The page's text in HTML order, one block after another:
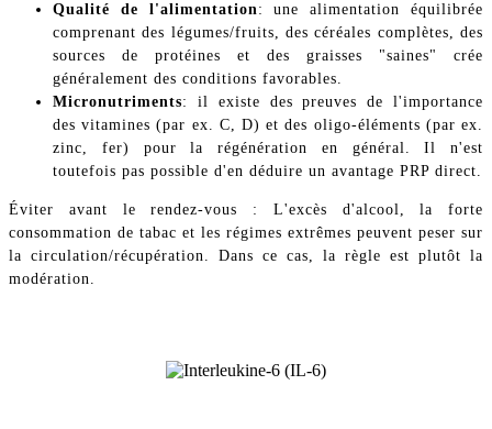
Qualité de l'alimentation: une alimentation équilibrée
comprenant des légumes/fruits, des céréales complètes, des
sources de protéines et des graisses "saines" crée
généralement des conditions favorables.
Micronutriments: il existe des preuves de l'importance
des vitamines (par ex. C, D) et des oligo-éléments (par ex.
zinc, fer) pour la régénération en général. Il n'est
toutefois pas possible d'en déduire un avantage PRP direct.
Éviter avant le rendez-vous : L'excès d'alcool, la forte
consommation de tabac et les régimes extrêmes peuvent peser sur
la circulation/récupération. Dans ce cas, la règle est plutôt la
modération.